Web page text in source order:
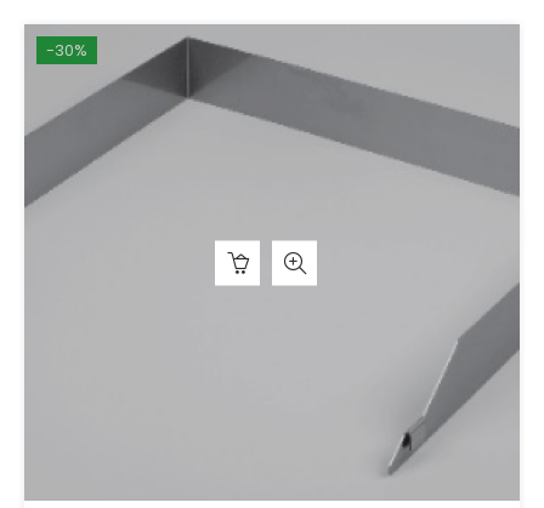
-30%